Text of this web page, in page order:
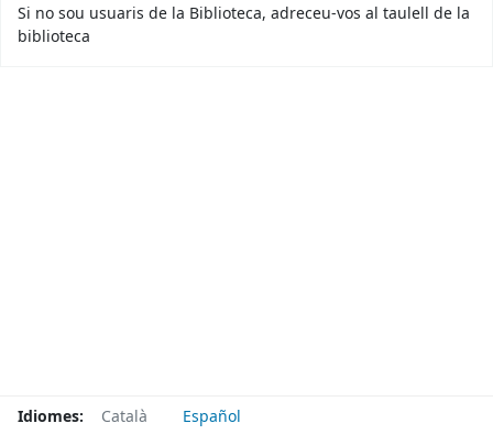
Si no sou usuaris de la Biblioteca, adreceu-vos al taulell de la
biblioteca
Idiomes: Català Español